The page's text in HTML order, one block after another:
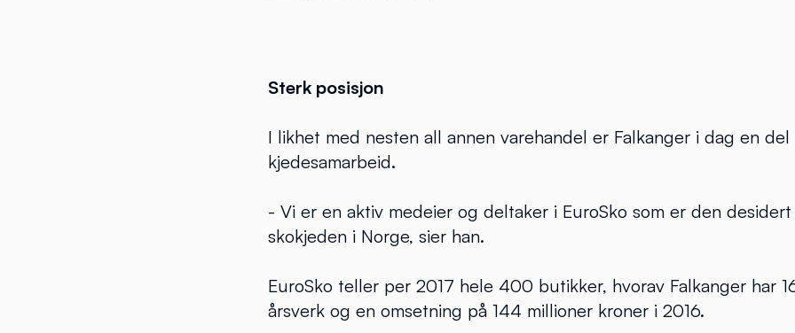
Sterk posisjon
I likhet med nesten all annen varehandel er Falkanger i dag en
kjedesamarbeid.
- Vi er en aktiv medeier og deltaker i EuroSko som er den
skokjeden i Norge, sier han.
EuroSko teller per 2017 hele 400 butikker, hvorav Falkanger har
årsverk og en omsetning på 144 millioner kroner i 2016.